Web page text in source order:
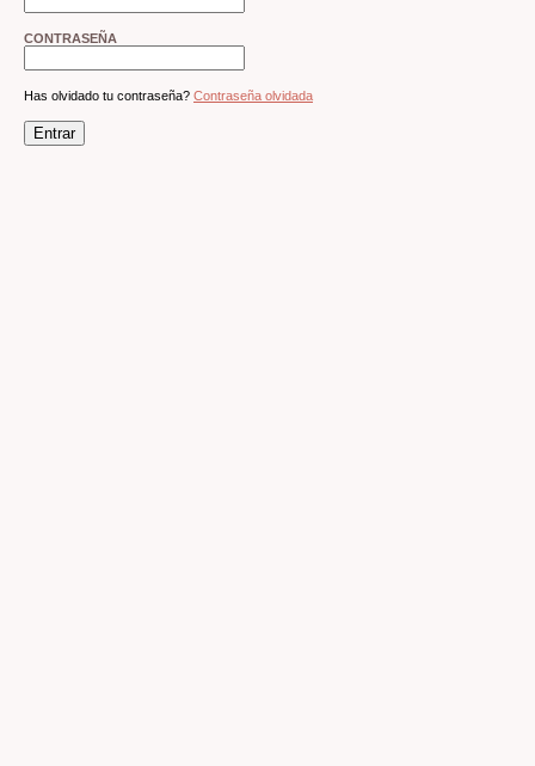
CONTRASEÑA
Has olvidado tu contraseña? Contraseña olvidada